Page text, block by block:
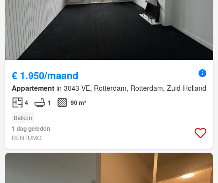
€ 1.950/maand
Appartement in 3043 VE, Rotterdam, Rotterdam, Zuid-Holland
4 1 90 m²
Balkon
1 dag geleden
RENTUMO